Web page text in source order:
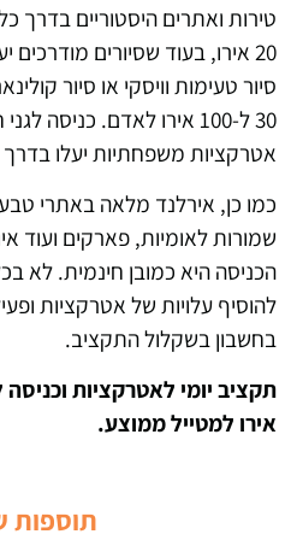
סיור טעימות וויסקי או סיור
30 ל-100 אירו לאדם. כניסה
אטרקציות משפחתיות יעלו בדרך כלל בין 5
כמו כן, אירלנד מלאה באתרי
שמורות לאומיות, פארקים ועוד
הכניסה היא כמובן חינמית. לא
להוסיף עלויות של אטרקציות
בחשבון בשקלול התקציב.
אירו למטייל ממוצע.
תוספות